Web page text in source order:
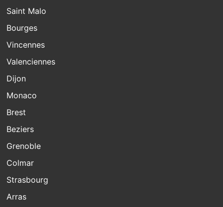
Saint Malo
Bourges
Vincennes
Valenciennes
Dijon
Monaco
Brest
Beziers
Grenoble
Colmar
Strasbourg
Arras